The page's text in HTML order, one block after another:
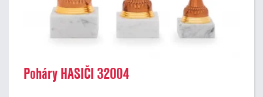
Poháry HASIČI 32004